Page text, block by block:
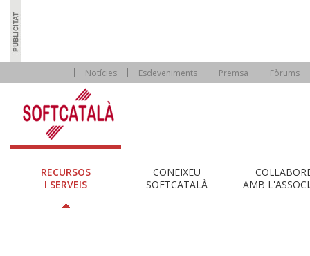
Notícies Esdeveniments Premsa Fòrums
RECURSOS
I SERVEIS
CONEIXEU
SOFTCATALÀ
AMB